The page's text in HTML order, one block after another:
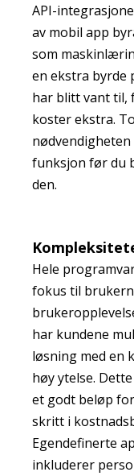
API-
av mobil app
som
en ekstra byrde
har blitt vant til,
koster ekstra.
funksjon før du
den.
Hele
fokus til
har kundene
løsning med en
høy ytelse.
et godt beløp
skritt i
Egendefinerte
inkluderer